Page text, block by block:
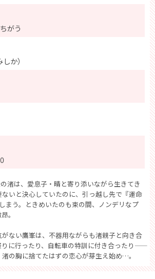
がう
か）
渚は、愛息子・晴と寄り添いながら生きてき
いと決心していたのに、引っ越し先で『運命
まう。ときめいたのも束の間、ノンデリなプ
。
がない鷹峯は、不器用ながらも渚親子と向き合
に行ったり、自転車の特訓に付き合ったり――
の胸に捨てたはずの恋心が芽生え始め…。